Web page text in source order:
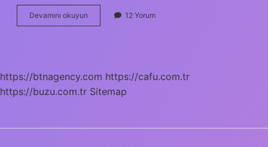
Devamını okuyun
Önünde
12 Yorum
https://btnagency.com https://cafu.com.tr
https://buzu.com.tr Sitemap